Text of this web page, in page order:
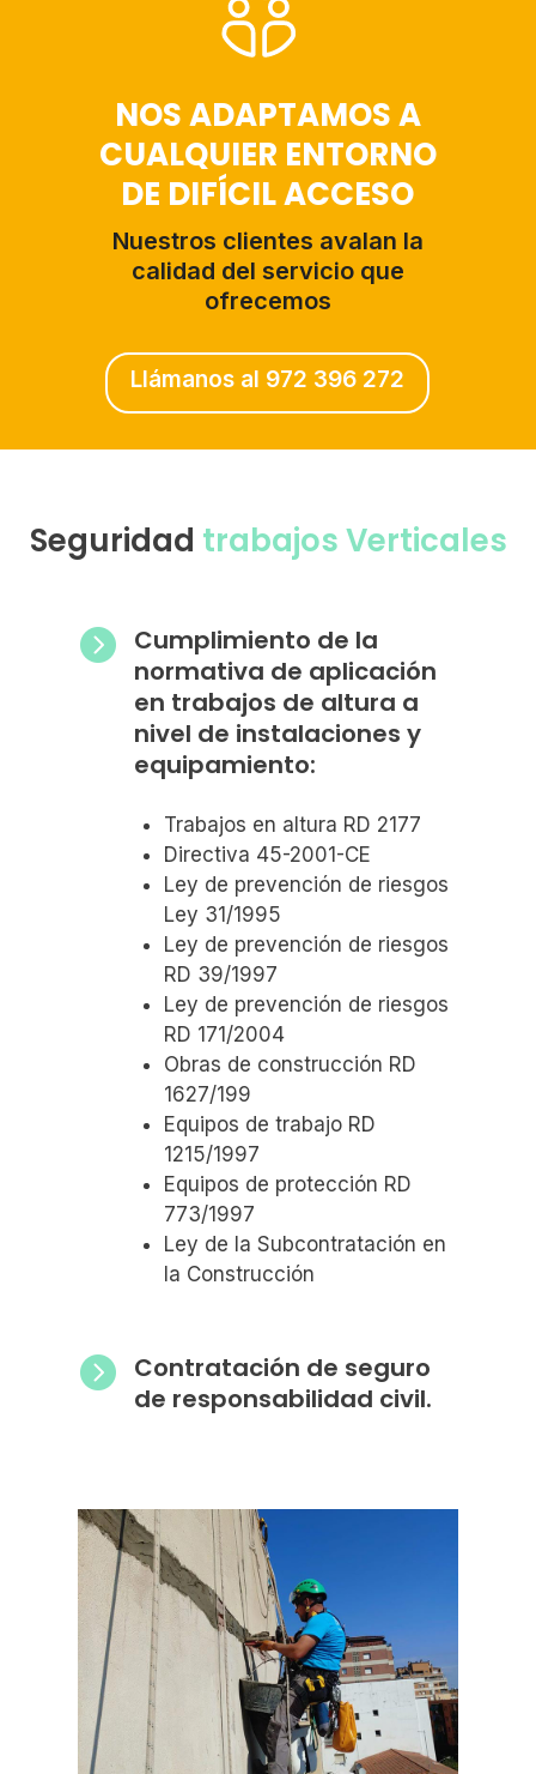
NOS ADAPTAMOS A
CUALQUIER ENTORNO
DE DIFÍCIL ACCESO
Nuestros clientes avalan la
calidad del servicio que
ofrecemos
Llámanos al 972 396 272
Seguridad trabajos Verticales
 Cumplimiento de la
normativa de aplicación
en trabajos de altura a
nivel de instalaciones y
equipamiento:
Trabajos en altura RD 2177
Directiva 45-2001-CE
Ley de prevención de riesgos
Ley 31/1995
Ley de prevención de riesgos
RD 39/1997
Ley de prevención de riesgos
RD 171/2004
Obras de construcción RD
1627/199
Equipos de trabajo RD
1215/1997
Equipos de protección RD
773/1997
Ley de la Subcontratación en
la Construcción
 Contratación de seguro
de responsabilidad civil.